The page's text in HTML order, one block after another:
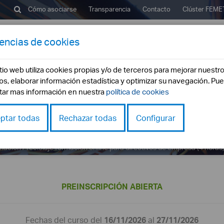
Cómo asociarse Transparencia Contacto Clúster
de empresa (4
edición
reciclaje formacion online para directivos de empresa (4
PREINSCRIPCIÓN ABIERTA
Fechas del curso del 16/11/2026 al 27/11/2026
de cookies
web utiliza cookies propias y/o de terceros para mejorar
elaborar información estadística y optimizar su navegación.
mas información en nuestra política de cookies
todas Rechazar todas Configurar